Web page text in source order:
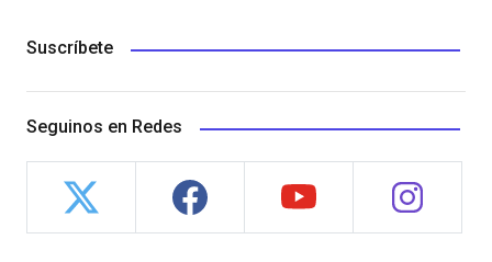
Suscríbete
Seguinos en Redes